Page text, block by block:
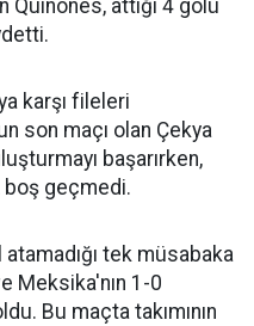
attığı 4 golü
karşı fileleri
son maçı olan Çekya
başarırken,
boş geçmedi.
tek müsabaka
Meksika'nın 1-0
Bu maçta takımının